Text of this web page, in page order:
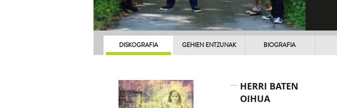
DISKOGRAFIA GEHIEN ENTZUNAK BIOGRAFIA
HERRI BATEN
OIHUA